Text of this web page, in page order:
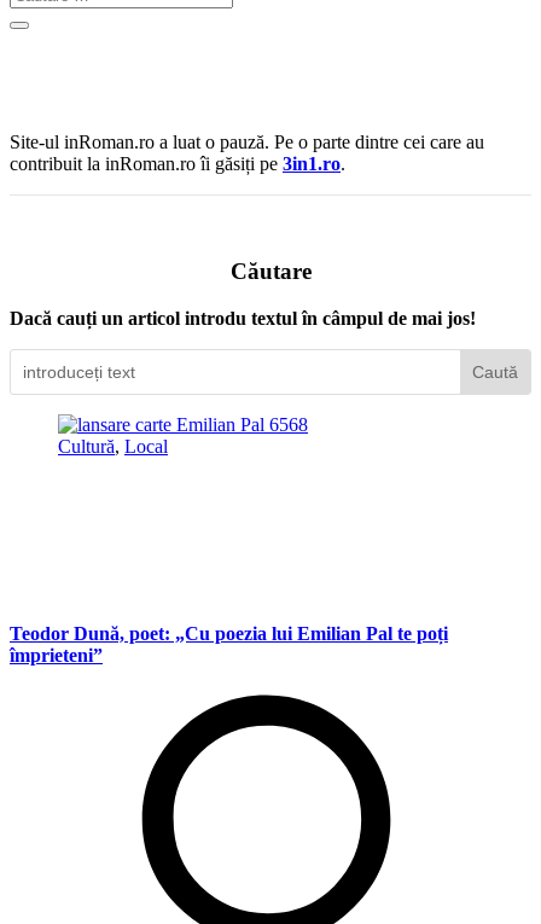
Site-ul inRoman.ro a luat o pauză. Pe o parte dintre cei care au
contribuit la inRoman.ro îi găsiți pe 3in1.ro.
Căutare
Dacă cauți un articol introdu textul în câmpul de mai jos!
Cultură, Local
Teodor Dună, poet: „Cu poezia lui Emilian Pal te poți
împrieteni”